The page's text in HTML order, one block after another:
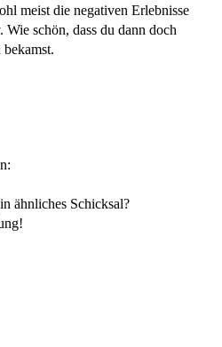
meist die negativen Erlebnisse
schön, dass du dann doch
ähnliches Schicksal?